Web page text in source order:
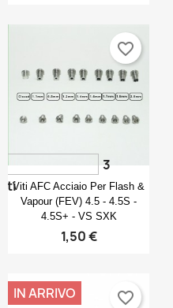
Anteprima
Viti AFC Acciaio Per Flash &
Vapour (FEV) 4.5 - 4.5S -
4.5S+ - VS SXK
1,50 €
3
voti
favorite_border
IN ARRIVO favorite_border